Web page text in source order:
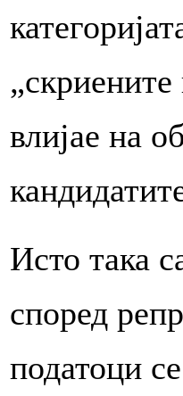
влијае на
Исто така
според
податоци